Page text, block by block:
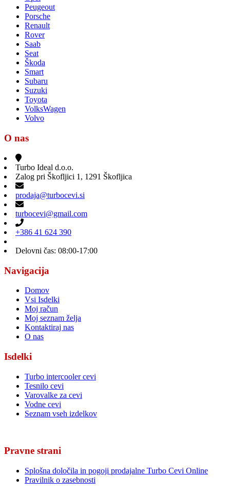
Peugeout
Porsche
Renault
Rover
Saab
Seat
Škoda
Smart
Subaru
Suzuki
Toyota
VolksWagen
Volvo
O nas
Turbo Ideal d.o.o.
Zalog pri Škofljici 1, 1291 Škofljica
prodaja@turbocevi.si
turbocevi@gmail.com
+386 41 624 390
Delovni čas: 08:00-17:00
Navigacija
Domov
Vsi Isdelki
Moj račun
Moj seznam želja
Kontaktiraj nas
O nas
Isdelki
Turbo intercooler cevi
Tesnilo cevi
Varovalke za cevi
Vodne cevi
Seznam vseh izdelkov
Pravne strani
Splošna določila in pogoji prodajalne Turbo Cevi Online
Pravilnik o zasebnosti